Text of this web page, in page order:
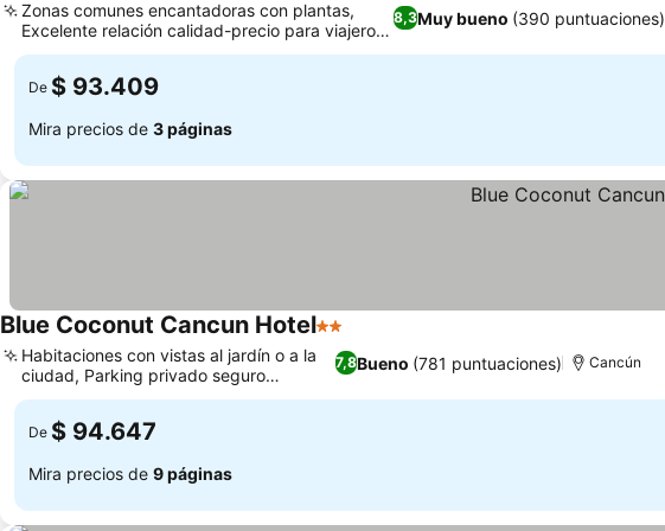
8,3Muy bueno (390 puntuaciones)
Zonas comunes encantadoras con plantas,
Excelente relación calidad-precio para viajeros
con presupuesto limitado
De $ 93.409
Mira precios de 3 páginas
Blue Coconut Cancun Hotel2 Estrellas
7,8Bueno (781 puntuaciones)
Habitaciones con vistas al jardín o a la
ciudad, Parking privado seguro
disponible
Cancún
De $ 94.647
Mira precios de 9 páginas